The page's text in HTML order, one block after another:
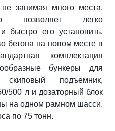
занимая много места.
позволяет легко
быстро его установить,
бетона на новом месте в
комплектация
бункеры для
подъемник,
500 л и дозаторный блок
на одном рамном шасси.
по 75 тонн.